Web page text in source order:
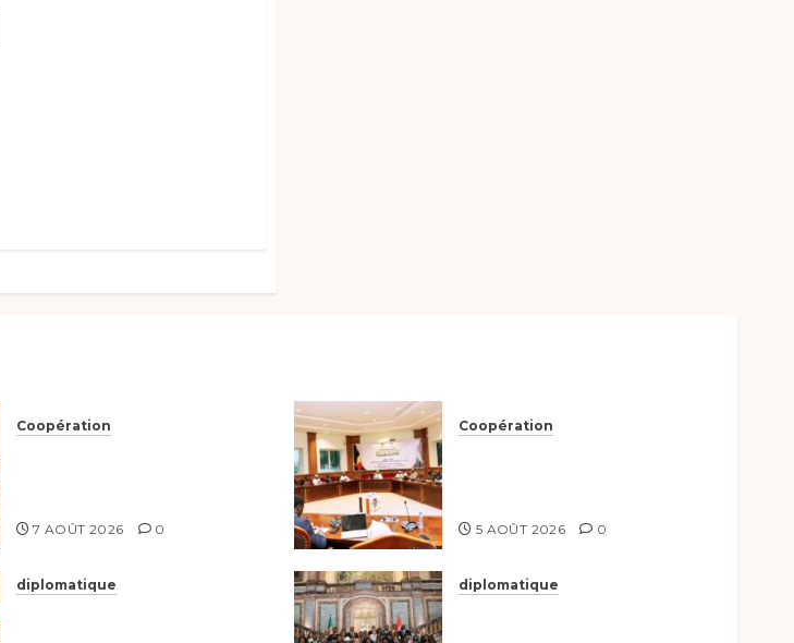
Coopération
7 AOÛT 2026 0
Coopération
5 AOÛT 2026 0
diplomatique diplomatique